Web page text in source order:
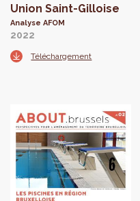
Union Saint-Gilloise
Analyse AFOM
2022
Téléchargement